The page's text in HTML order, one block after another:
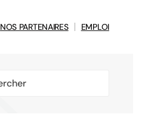
NOS PARTENAIRES EMPLOI